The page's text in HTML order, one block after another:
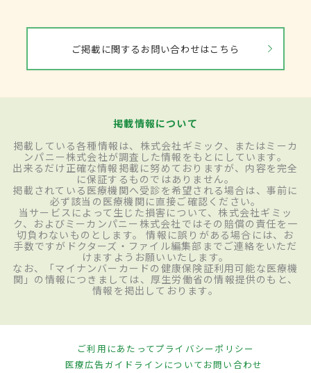
ご掲載に関するお問い合わせはこちら
掲載情報について
掲載している各種情報は、株式会社ギミック、またはミーカ
ンパニー株式会社が調査した情報をもとにしています。
出来るだけ正確な情報掲載に努めておりますが、内容を完全
に保証するものではありません。
掲載されている医療機関へ受診を希望される場合は、事前に
必ず該当の医療機関に直接ご確認ください。
当サービスによって生じた損害について、株式会社ギミッ
ク、およびミーカンパニー株式会社ではその賠償の責任を一
切負わないものとします。 情報に誤りがある場合には、お
手数ですがドクターズ・ファイル編集部までご連絡をいただ
けますようお願いいたします。
なお、「マイナンバーカードの健康保険証利用可能な医療機
関」の情報につきましては、厚生労働省の情報提供のもと、
情報を掲出しております。
ご利用にあたってプライバシーポリシー
医療広告ガイドラインについてお問い合わせ